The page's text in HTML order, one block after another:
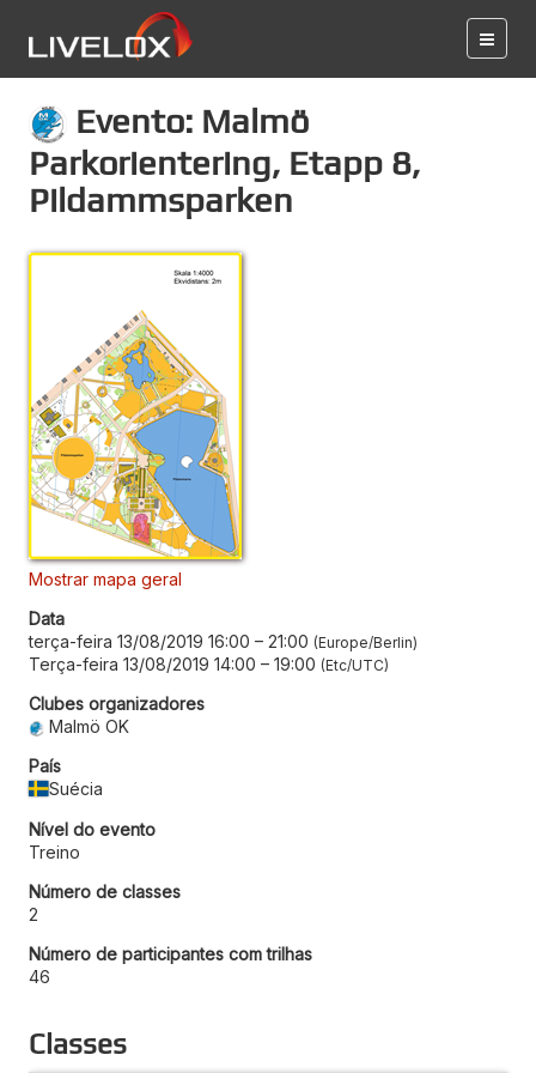
Evento: Malmö
Parkorientering, Etapp 8,
Pildammsparken
Mostrar mapa geral
Data
terça-feira 13/08/2019 16:00 – 21:00 Europe/Berlin
Terça-feira 13/08/2019 14:00 – 19:00 Etc/UTC
Clubes organizadores
Malmö OK
País
Suécia
Nível do evento
Treino
Número de classes
2
Número de participantes com trilhas
46
Classes